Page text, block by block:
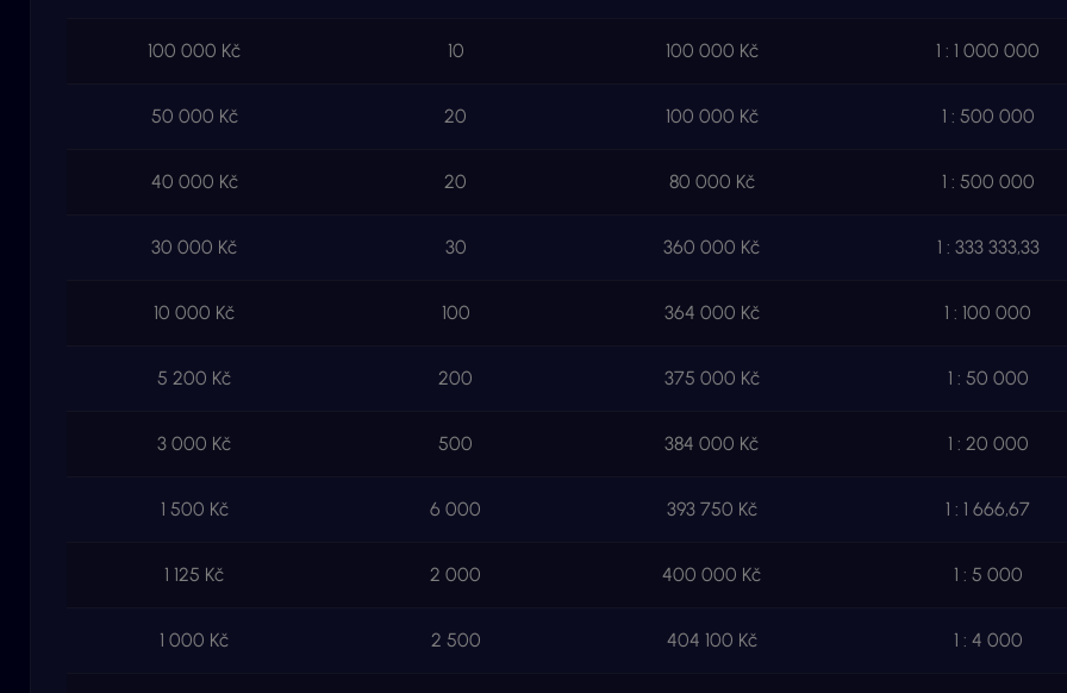
100 000 Kč 10 100 000 Kč 1 : 1 000 000
50 000 Kč 20 100 000 Kč 1 : 500 000
40 000 Kč 20 80 000 Kč 1 : 500 000
30 000 Kč 30 360 000 Kč 1 : 333 333,33
10 000 Kč 100 364 000 Kč 1 : 100 000
5 200 Kč 200 375 000 Kč 1 : 50 000
3 000 Kč 500 384 000 Kč 1 : 20 000
1 500 Kč 6 000 393 750 Kč 1 : 1 666,67
1 125 Kč 2 000 400 000 Kč 1 : 5 000
1 000 Kč 2 500 404 100 Kč 1 : 4 000